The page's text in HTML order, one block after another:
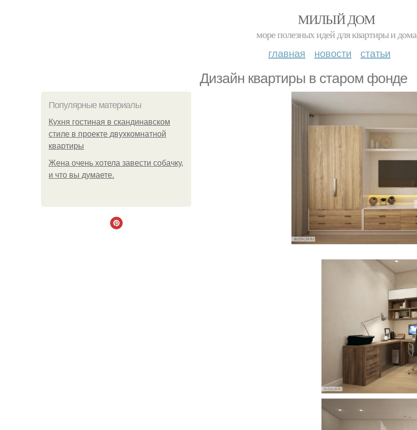
МИЛЫЙ ДОМ
море полезных идей для квартиры и дома
главная новости статьи
Дизайн квартиры в старом фонде
Популярные материалы
Кухня гостиная в скандинавском
стиле в проекте двухкомнатной
квартиры
Жена очень хотела завести собачку,
и что вы думаете.